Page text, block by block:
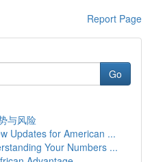
Report Page
Go
与风险
Updates for American ...
Your Numbers ...